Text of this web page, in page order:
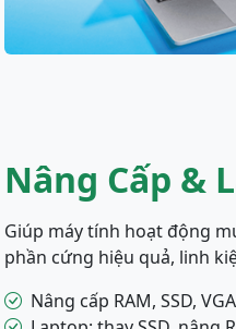
Nâng Cấp &
Giúp máy tính hoạt động
phần cứng hiệu quả, linh
Nâng cấp RAM, SSD,